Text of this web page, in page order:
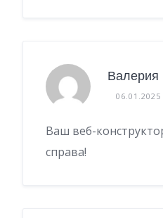
Валерия
06.01.2025
Ваш веб-
справа!